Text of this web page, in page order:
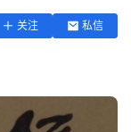
关注
私信